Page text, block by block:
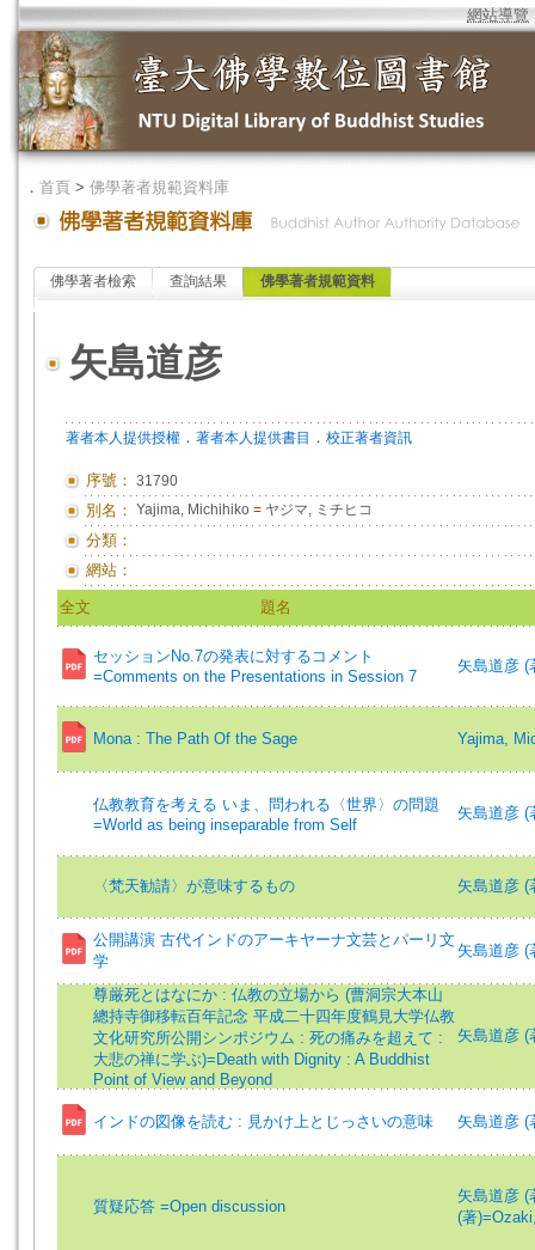
網站導覽
． 首頁 > 佛學著者規範資料庫
佛學著者檢索 查詢結果 佛學著者規範資料
矢島道彦
著者本人提供授權 ． 著者本人提供書目 ． 校正著者資訊
序號： 31790
別名： Yajima, Michihiko = ヤジマ, ミチヒコ
分類：
網站：
全文 題名
セッションNo.7の発表に対するコメント
=Comments on the Presentations in Session 7
矢島道彦 (
Mona : The Path Of the Sage Yajima,
仏教教育を考える いま、問われる〈世界〉の問題
=World as being inseparable from Self
矢島道彦 (
〈梵天勧請〉が意味するもの 矢島道彦 (
公開講演 古代インドのアーキヤーナ文芸とパーリ文
学
矢島道彦 (
尊厳死とはなにか : 仏教の立場から (曹洞宗大本山
總持寺御移転百年記念 平成二十四年度鶴見大学仏教
文化研究所公開シンポジウム : 死の痛みを超えて :
大悲の禅に学ぶ)=Death with Dignity : A Buddhist
Point of View and Beyond
矢島道彦 (
インドの図像を読む : 見かけ上とじっさいの意味 矢島道彦 (
質疑応答 =Open discussion
矢島道彦 (
(著